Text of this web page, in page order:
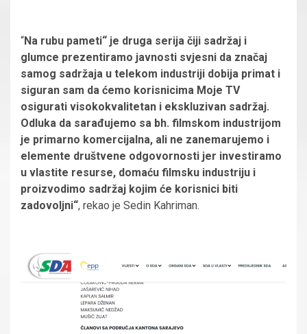
“Na rubu pameti“ je druga serija čiji sadržaj i
glumce prezentiramo javnosti svjesni da značaj
samog sadržaja u telekom industriji dobija primat i
siguran sam da ćemo korisnicima Moje TV
osigurati visokokvalitetan i ekskluzivan sadržaj.
Odluka da sarađujemo sa bh. filmskom industrijom
je primarno komercijalna, ali ne zanemarujemo i
elemente društvene odgovornosti jer investiramo
u vlastite resurse, domaću filmsku industriju i
proizvodimo sadržaj kojim će korisnici biti
zadovoljni“, rekao je Sedin Kahriman.